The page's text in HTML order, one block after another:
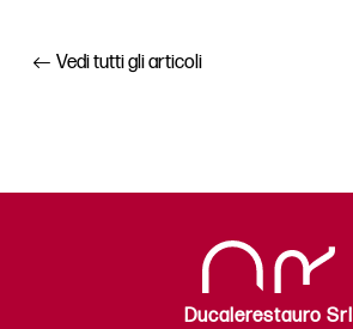
Vedi tutti gli articoli
Ducalerestauro Srl